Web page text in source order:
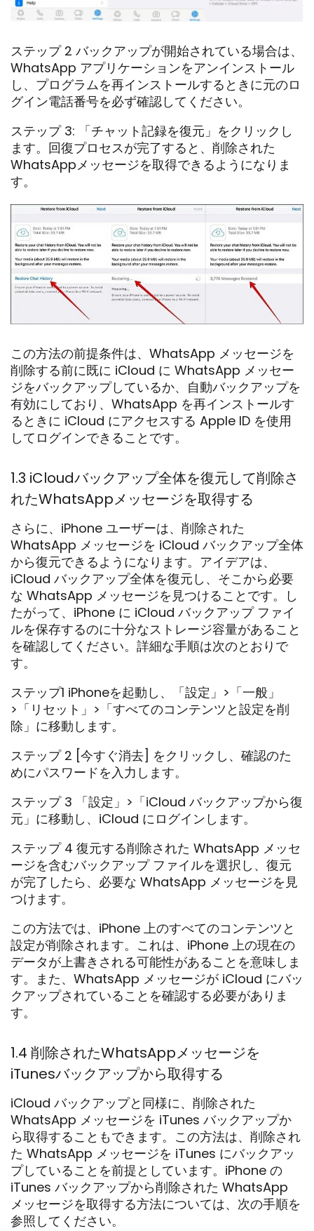
ステップ 2 バックアップが開始されている場合は、
WhatsApp アプリケーションをアンインストール
し、プログラムを再インストールするときに元のロ
グイン電話番号を必ず確認してください。
ステップ 3: 「チャット記録を復元」をクリックし
ます。回復プロセスが完了すると、削除された
WhatsAppメッセージを取得できるようになりま
す。
この方法の前提条件は、WhatsApp メッセージを
削除する前に既に iCloud に WhatsApp メッセー
ジをバックアップしているか、自動バックアップを
有効にしており、WhatsApp を再インストールす
るときに iCloud にアクセスする Apple ID を使用
してログインできることです。
1.3 iCloudバックアップ全体を復元して削除さ
れたWhatsAppメッセージを取得する
さらに、iPhone ユーザーは、削除された
WhatsApp メッセージを iCloud バックアップ全体
から復元できるようになります。アイデアは、
iCloud バックアップ全体を復元し、そこから必要
な WhatsApp メッセージを見つけることです。し
たがって、iPhone に iCloud バックアップ ファイ
ルを保存するのに十分なストレージ容量があること
を確認してください。詳細な手順は次のとおりで
す。
ステップ1 iPhoneを起動し、「設定」>「一般」
>「リセット」>「すべてのコンテンツと設定を削
除」に移動します。
ステップ 2 [今すぐ消去] をクリックし、確認のた
めにパスワードを入力します。
ステップ 3 「設定」>「iCloud バックアップから復
元」に移動し、iCloud にログインします。
ステップ 4 復元する削除された WhatsApp メッセ
ージを含むバックアップ ファイルを選択し、復元
が完了したら、必要な WhatsApp メッセージを見
つけます。
この方法では、iPhone 上のすべてのコンテンツと
設定が削除されます。これは、iPhone 上の現在の
データが上書きされる可能性があることを意味しま
す。また、WhatsApp メッセージが iCloud にバッ
クアップされていることを確認する必要がありま
す。
1.4 削除されたWhatsAppメッセージを
iTunesバックアップから取得する
iCloud バックアップと同様に、削除された
WhatsApp メッセージを iTunes バックアップか
ら取得することもできます。この方法は、削除され
た WhatsApp メッセージを iTunes にバックアッ
プしていることを前提としています。iPhone の
iTunes バックアップから削除された WhatsApp
メッセージを取得する方法については、次の手順を
参照してください。